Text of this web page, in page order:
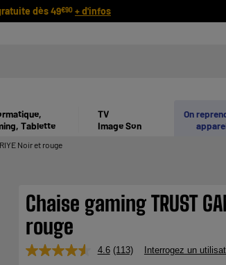
dès 49€90 + d'infos
On
Tablette
TV
Image Son
Noir et rouge
Chaise gaming TRUST
rouge
4.6 Lire
(113) Interrogez un